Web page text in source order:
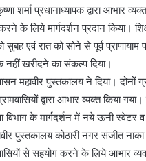
शर्मा प्रधानाध्यापक द्वारा आभार
के लिये मार्गदर्शन प्रदान किया।
एवं रात को सोने से पूर्व प्राणायाम
नहीं खरीदने का संकल्प दिया।
महावीर पुस्तकालय ने दिया। दोनों
द्वारा आभार व्यक्त किया
विभाग के मार्गदर्शन में नये ऊनी स्वेटर
पुस्तकालय कोठारी नगर संजीत
से सहयोग करने के लिये आभार